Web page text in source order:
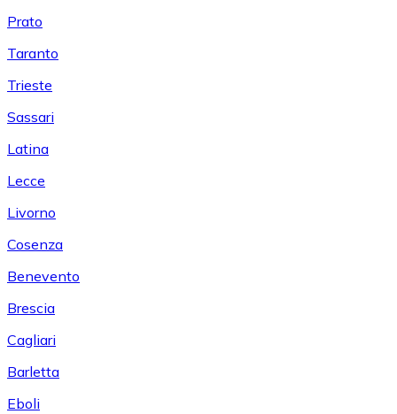
Prato
Taranto
Trieste
Sassari
Latina
Lecce
Livorno
Cosenza
Benevento
Brescia
Cagliari
Barletta
Eboli